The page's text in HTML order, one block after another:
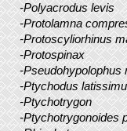
-Polyacrodus levis
-Protolamna
-Protoscyliorhinus
-Protospinax
-Pseudohypolophus
-Ptychodus
-Ptychotrygon
-Ptychotrygonoides